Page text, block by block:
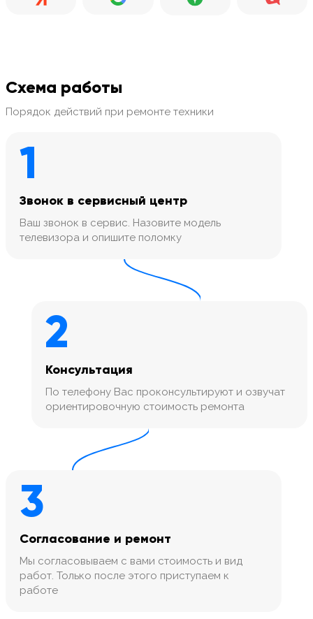
Схема работы
Порядок действий при ремонте техники
1
Звонок в сервисный центр
Ваш звонок в сервис. Назовите модель
телевизора и опишите поломку
2
Консультация
По телефону Вас проконсультируют и озвучат
ориентировочную стоимость ремонта
3
Согласование и ремонт
Мы согласовываем с вами стоимость и вид
работ. Только после этого приступаем к
работе